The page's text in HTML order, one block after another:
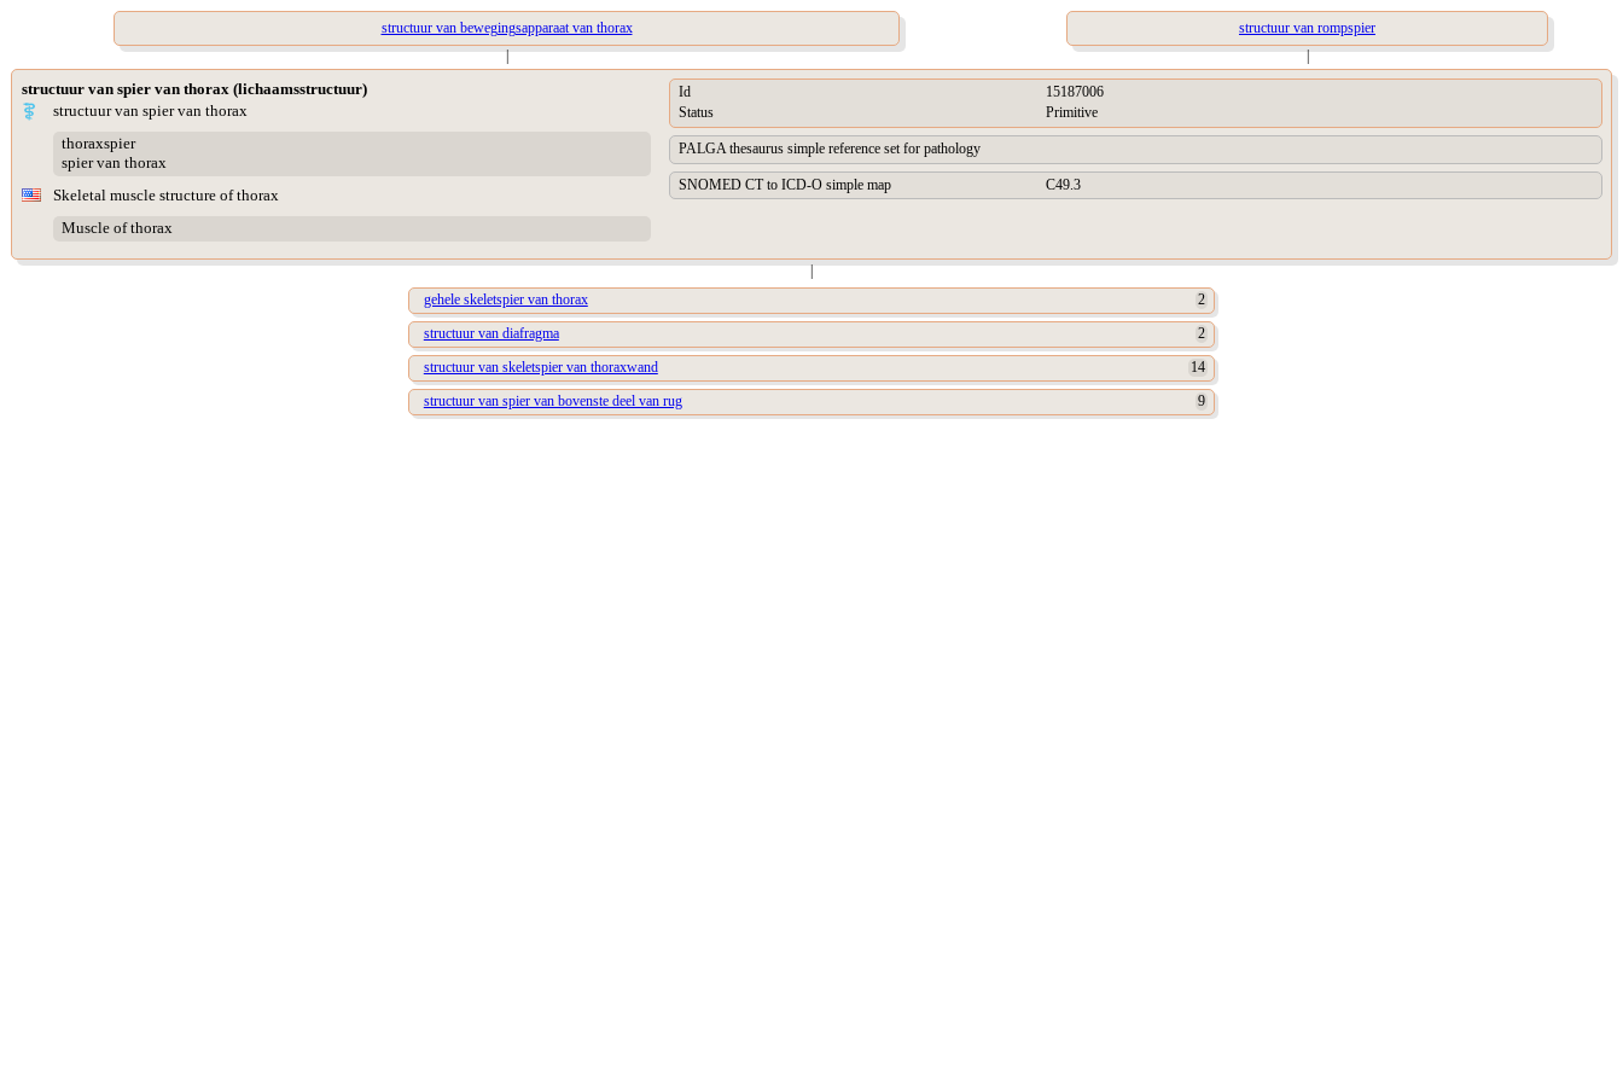
structuur van bewegingsapparaat van thorax
structuur van rompspier
|
|
structuur van spier van thorax (lichaamsstructuur)
structuur van spier van thorax
thoraxspier
spier van thorax
Skeletal muscle structure of thorax
Muscle of thorax
Id
15187006
Status
Primitive
PALGA thesaurus simple reference set for pathology
SNOMED CT to ICD-O simple map C49.3
|
gehele skeletspier van thorax
2
structuur van diafragma
2
structuur van skeletspier van thoraxwand
14
structuur van spier van bovenste deel van rug
9